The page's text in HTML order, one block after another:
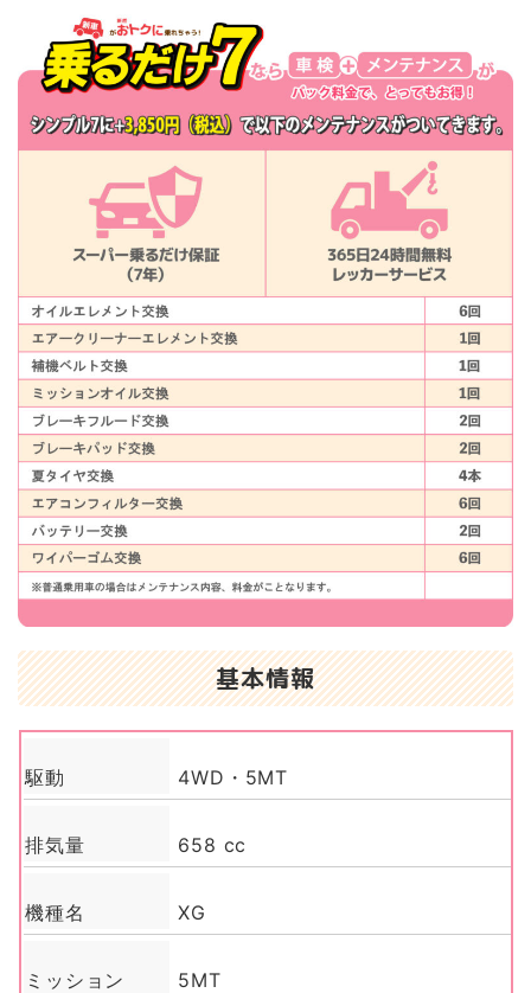
基本情報
駆動 4WD・5MT
排気量 658 cc
機種名 XG
ミッション 5MT